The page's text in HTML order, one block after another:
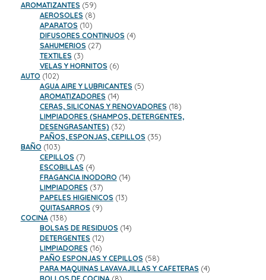
AROMATIZANTES 5959
productos
AEROSOLES 88
productos
APARATOS 1010
productos
DIFUSORES CONTINUOS 44
SAHUMERIOS 2727
TEXTILES 33
productos
VELAS Y HORNITOS 66
AUTO 102102
productos
AGUA AIRE Y LUBRICANTES 55
AROMATIZADORES 1414
productos
CERAS, SILICONAS Y RENOVADORES 1818
productos
LIMPIADORES (SHAMPOS, DETERGENTES,
DESENGRASANTES) 3232
productos
PAÑOS, ESPONJAS, CEPILLOS 3535
BAÑO 103103
productos
CEPILLOS 77
productos
ESCOBILLAS 44
productos
FRAGANCIA INODORO 1414
LIMPIADORES 3737
productos
PAPELES HIGIENICOS 1313
QUITASARROS 99
COCINA 138138
productos
BOLSAS DE RESIDUOS 1414
DETERGENTES 1212
productos
LIMPIADORES 1616
productos
PAÑO ESPONJAS Y CEPILLOS 5858
productos
PARA MAQUINAS LAVAVAJILLAS Y CAFETERAS 44
8